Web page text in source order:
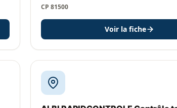
CP 81500
Voir la fiche